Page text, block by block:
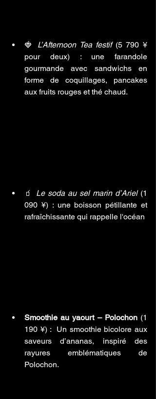
🍓 L’Afternoon Tea festif (5 790 ¥
pour deux) : une farandole
gourmande avec sandwichs en
forme de coquillages, pancakes
aux fruits rouges et thé chaud.
🧃 Le soda au sel marin d’Ariel (1
090 ¥) : une boisson pétillante et
rafraîchissante qui rappelle l'océan
Smoothie au yaourt – Polochon (1
190 ¥) :  Un smoothie bicolore aux
saveurs d’ananas, inspiré des
rayures emblématiques de
Polochon.